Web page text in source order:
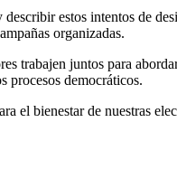
estos intentos de
organizadas.
trabajen juntos para
procesos democráticos.
el bienestar de nuestras